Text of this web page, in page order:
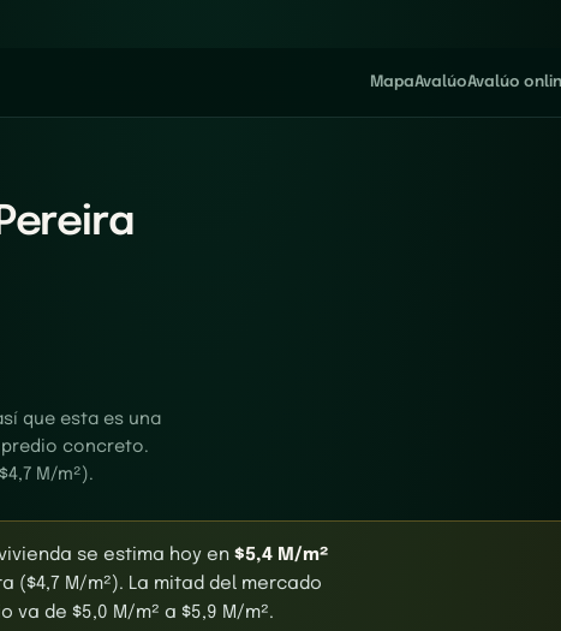
MapaAvalúoAvalúo
que esta es una
concreto.
M/m²).
se estima hoy en $5,4 M/m²
($4,7 M/m²). La mitad del mercado
va de $5,0 M/m² a $5,9 M/m².